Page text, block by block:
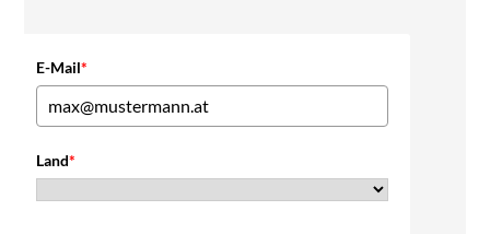
E-Mail*
Land*